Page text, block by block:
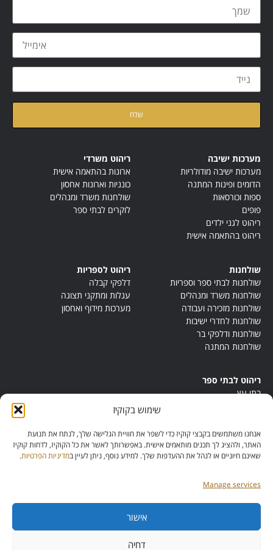
שימוש בקוקיז
אנחנו משתמשים בקבצי קוקיז כדי לשפר את חוויית הגלישה שלך, לנתח את תנועת
האתר, ולהציג לך תכנים מותאמים אישית. באפשרותך לאשר את כל הקוקיז, לדחות קוקיז
שאינם חיוניים או לנהל את ההעדפות שלך. למידע נוסף, ניתן לעיין במדיניות הפרטיות.
Manage services
אישור
דחיה
מדיניות הפרטיות
מערכות ישיבה
מערכות ישיבה מודולריות
הדומים ופינות המתנה
ספות וכורסאות
פופים
ריהוט לגני ילדים
ריהוט בהתאמה אישית
ריהוט משרדי
ארונות בהתאמה אישית
כונניות וארונות אחסון
שולחנות משרד ומנהלים
לוקרים לבתי ספר
שולחנות
שולחנות לבתי ספר וספריות
שולחנות משרד ומנהלים
שולחנות מזכירה ועבודה
שולחנות לחדרי ישיבות
שולחנות ודלפקי בר
שולחנות המתנה
ריהוט לספריות
דלפקי קבלה
עגלות ומתקני תצוגה
מערכות מידוף ואחסון
ריהוט לבתי ספר
בתי עץ
ריהוט מונטסורי
ריהוט אנתרופוסופי
מס’ ספק: